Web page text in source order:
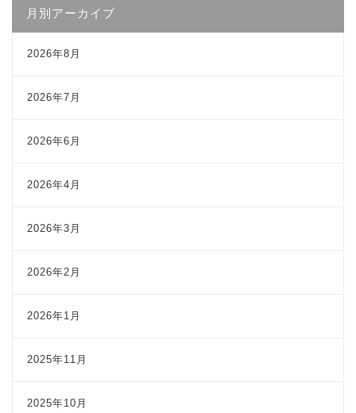
月別アーカイブ
2026年8月
2026年7月
2026年6月
2026年4月
2026年3月
2026年2月
2026年1月
2025年11月
2025年10月